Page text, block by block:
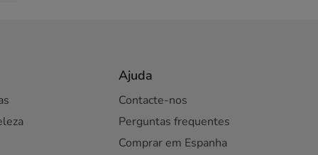
Ajuda
Contacte-nos
Perguntas frequentes
Comprar em Espanha